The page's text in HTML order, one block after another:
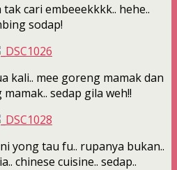
cari embeeekkkk.. hehe..
sodap!
kali.. mee goreng mamak dan
sedap gila weh!!
yong tau fu.. rupanya bukan..
chinese cuisine.. sedap..